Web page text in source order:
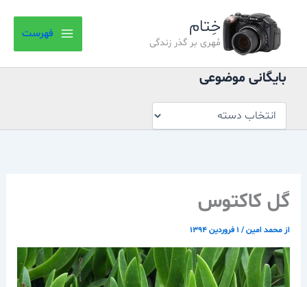
خِتام
مُهری بر گذر زندگی
فهرست
بایگانی موضوعی
موضوعی
گل کاکتوس
از محمد امین/ ۱ فروردین ۱۳۹۴